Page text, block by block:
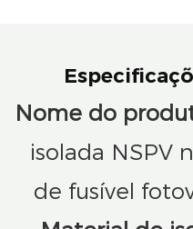
Nome do
isolada NSPV
de fusível